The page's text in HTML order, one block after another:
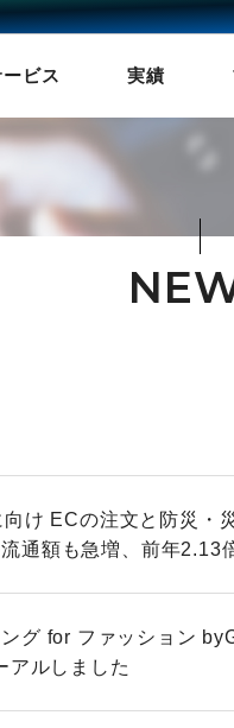
ビス 実績
け ECの注文と防災・
通額も急増、前年2.13
ング for ファッション
アルしました